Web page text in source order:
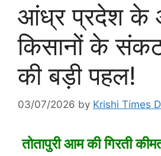
आंध्र प्रदेश के
किसानों के
की बड़ी पहल!
03/07/2026 by Krishi Times
तोतापुरी आम की गिरती